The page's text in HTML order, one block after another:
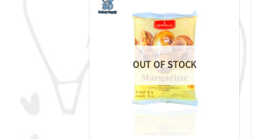
OUT OF STOCK